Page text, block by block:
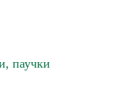
паучки